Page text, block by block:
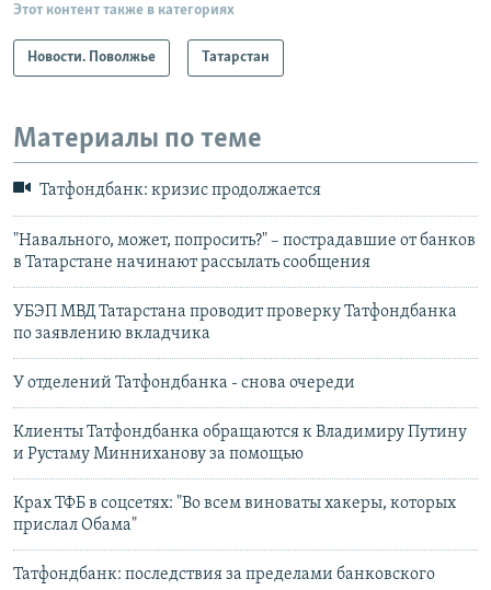
Этот контент также в категориях
Новости. Поволжье Татарстан
Материалы по теме
Татфондбанк: кризис продолжается
"Навального, может, попросить?" – пострадавшие от банков
в Татарстане начинают рассылать сообщения
УБЭП МВД Татарстана проводит проверку Татфондбанка
по заявлению вкладчика
У отделений Татфондбанка - снова очереди
Клиенты Татфондбанка обращаются к Владимиру Путину
и Рустаму Минниханову за помощью
Крах ТФБ в соцсетях: "Во всем виноваты хакеры, которых
прислал Обама"
Татфондбанк: последствия за пределами банковского